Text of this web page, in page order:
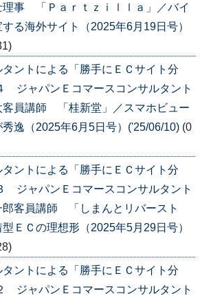
事 「Ｐａｒｔｚｉｌｌａ」／バイ
る海外サイト（2025年6月19日号）
タントによる「勝手にＥＣサイト分
ジャパンＥコマースコンサルタント
員講師 「桂新堂」／スマホビュー
逸（2025年6月5日号）('25/06/10) (0
タントによる「勝手にＥＣサイト分
ジャパンＥコマースコンサルタント
客員講師 「しまんとリバースト
ＥＣの理想形（2025年5月29日号）
タントによる「勝手にＥＣサイト分
ジャパンＥコマースコンサルタント